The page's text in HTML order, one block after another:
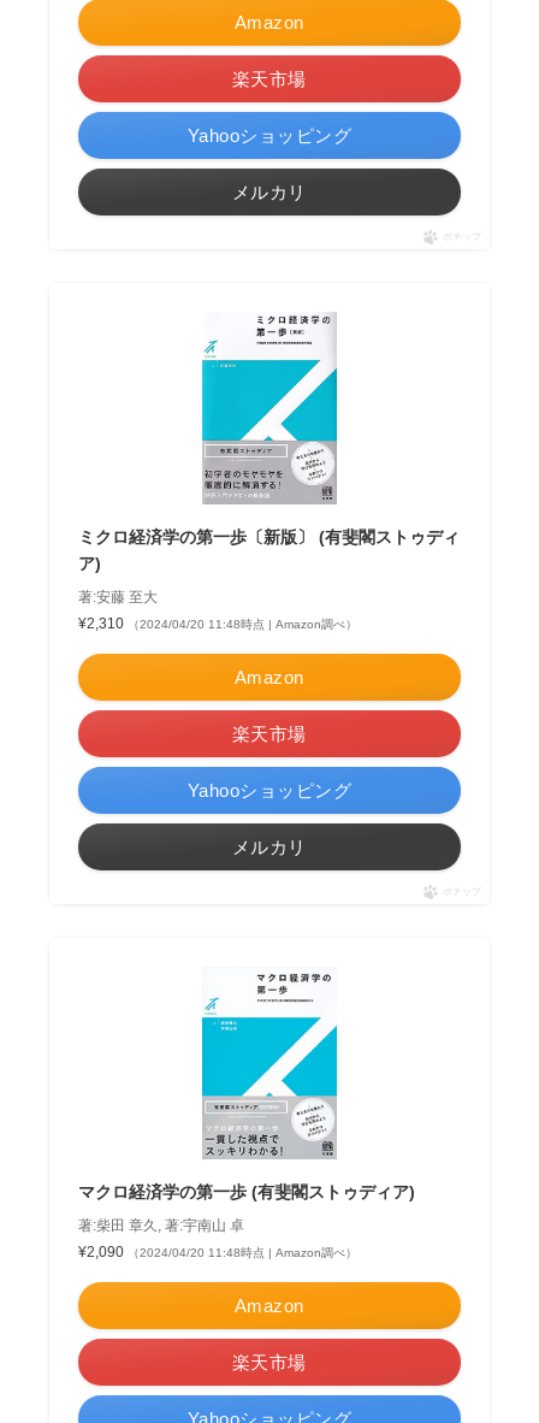
Amazon
楽天市場
Yahooショッピング
メルカリ
ポチップ
ミクロ経済学の第一歩〔新版〕 (有斐閣ストゥディ
ア)
著:安藤 至大
¥2,310
（2024/04/20 11:48時点 | Amazon調べ）
Amazon
楽天市場
Yahooショッピング
メルカリ
ポチップ
マクロ経済学の第一歩 (有斐閣ストゥディア)
著:柴田 章久, 著:宇南山 卓
¥2,090
（2024/04/20 11:48時点 | Amazon調べ）
Amazon
楽天市場
Yahooショッピング